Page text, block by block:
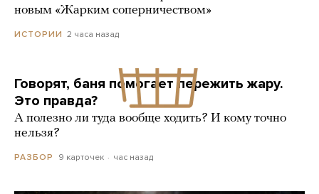
новым «Жарким соперничеством»
ИСТОРИИ 2 часа назад
Говорят, баня помогает пережить жару.
Это правда?
А полезно ли туда вообще ходить? И кому точно
нельзя?
РАЗБОР 9 карточек час назад